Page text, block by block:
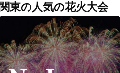
関東の人気の花火大会